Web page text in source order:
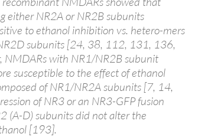
either NR2A or NR2B subunits
to ethanol inhibition vs. hetero-mers
subunits [24, 38, 112, 131, 136,
with NR1/NR2B subunit
susceptible to the effect of ethanol
of NR1/NR2A subunits [7, 14,
of NR3 or an NR3-GFP fusion
(A-D) subunits did not alter the
[193].